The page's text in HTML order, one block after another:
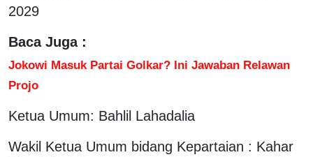
2029
Baca Juga :
Jokowi Masuk Partai Golkar? Ini Jawaban Relawan
Projo
Ketua Umum: Bahlil Lahadalia
Wakil Ketua Umum bidang Kepartaian : Kahar